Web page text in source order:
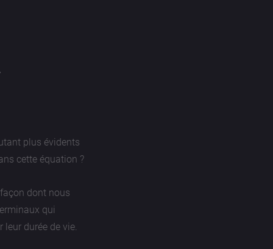
plus évidents
cette équation ?
dont nous
qui
durée de vie.